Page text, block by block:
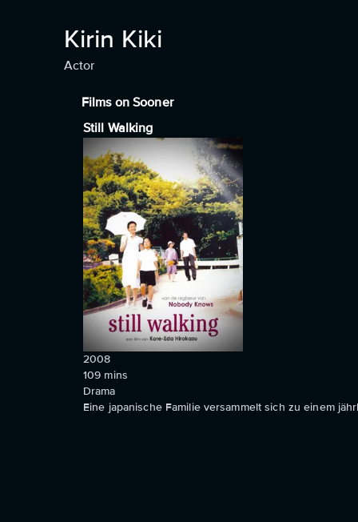
Kirin Kiki
Actor
Films on Sooner
Still Walking
2008
109 mins
Drama
Eine japanische Familie versammelt sich zu einem